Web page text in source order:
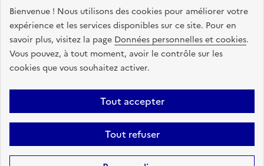
Bienvenue ! Nous utilisons des cookies pour améliorer votre
expérience et les services disponibles sur ce site. Pour en
savoir plus, visitez la page Données personnelles et cookies.
Vous pouvez, à tout moment, avoir le contrôle sur les
cookies que vous souhaitez activer.
Tout accepter
Tout refuser
avec le système de design de l’État.
legifrance.gouv.fr
info.gouv.fr
service-public.gouv.fr
data.gouv.fr
Plan du site Accessibilite : non conforme
Mentions légales
Politique de confidentialité
Gestion des cookies FAQ
Kit de
Statistiques Code source
Sauf mention contraire, tous les contenus de ce site sont sous